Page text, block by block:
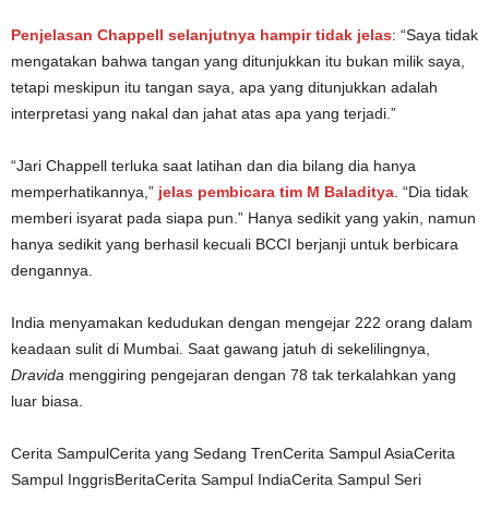
Penjelasan Chappell selanjutnya hampir tidak jelas: “Saya tidak
mengatakan bahwa tangan yang ditunjukkan itu bukan milik saya,
tetapi meskipun itu tangan saya, apa yang ditunjukkan adalah
interpretasi yang nakal dan jahat atas apa yang terjadi.”
“Jari Chappell terluka saat latihan dan dia bilang dia hanya
memperhatikannya,” jelas pembicara tim M Baladitya . “Dia tidak
memberi isyarat pada siapa pun.” Hanya sedikit yang yakin, namun
hanya sedikit yang berhasil kecuali BCCI berjanji untuk berbicara
dengannya.
India menyamakan kedudukan dengan mengejar 222 orang dalam
keadaan sulit di Mumbai. Saat gawang jatuh di sekelilingnya,
Dravida menggiring pengejaran dengan 78 tak terkalahkan yang
luar biasa.
Cerita SampulCerita yang Sedang TrenCerita Sampul AsiaCerita
Sampul InggrisBeritaCerita Sampul IndiaCerita Sampul Seri